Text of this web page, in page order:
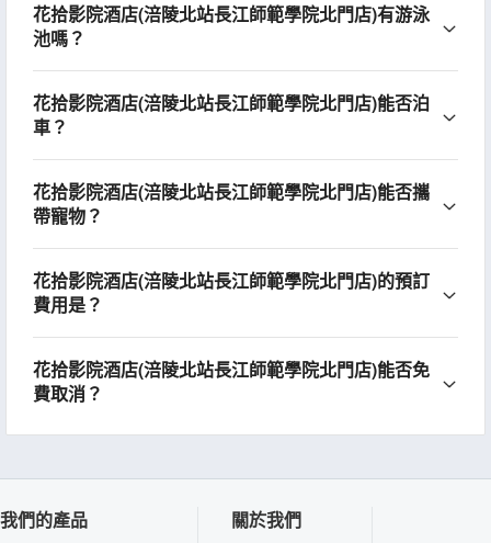
花拾影院酒店(涪陵北站長江師範學院北門店)有游泳
池嗎？
花拾影院酒店(涪陵北站長江師範學院北門店)能否泊
車？
花拾影院酒店(涪陵北站長江師範學院北門店)能否攜
帶寵物？
花拾影院酒店(涪陵北站長江師範學院北門店)的預訂
費用是？
花拾影院酒店(涪陵北站長江師範學院北門店)能否免
費取消？
我們的產品 關於我們